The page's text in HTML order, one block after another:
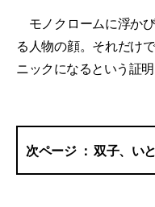
モノクロームに浮か
る人物の顔。それだけ
ニックになるという証明
双子、い